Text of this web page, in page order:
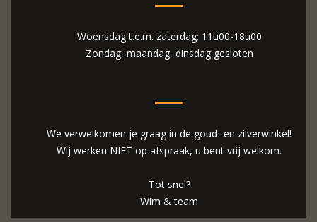
Woensdag t.e.m. zaterdag: 11u00-18u00
Zondag, maandag, dinsdag gesloten
We verwelkomen je graag in de goud- en zilverwinkel!
Wij werken NIET op afspraak, u bent vrij welkom.
Tot snel?
Wim & team